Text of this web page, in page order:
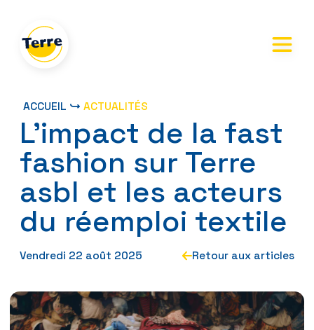
content
ACCUEIL ACTUALITÉS
L’impact de la fast
fashion sur Terre
asbl et les acteurs
du réemploi textile
Vendredi 22 août 2025 Retour aux articles